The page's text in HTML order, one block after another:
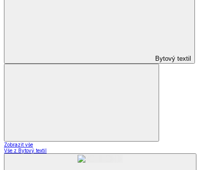
Bytový textil
Zobrazit vše
Vše z Bytový textil